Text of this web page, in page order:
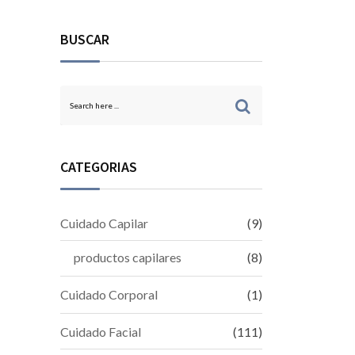
BUSCAR
CATEGORIAS
Cuidado Capilar (9)
productos capilares (8)
Cuidado Corporal (1)
Cuidado Facial (111)